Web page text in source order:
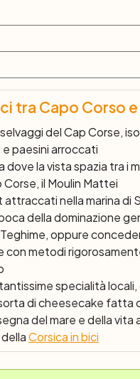
tra Capo Corso
del Cap Corse,
paesini arroccati
dove la vista spazia tra i
il Moulin Mattei
nella marina di
della dominazione
oppure
metodi
specialità locali,
di cheesecake fatta
del mare e della
Corsica in bici